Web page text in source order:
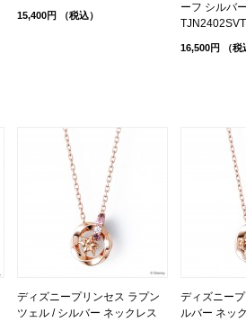
15,400円 （税込）
ーフ シルバ
16,500円 （税
ディズニープリンセス ラプン
ツェル / シルバー ネックレス
ディズニー
ルバー ネッ